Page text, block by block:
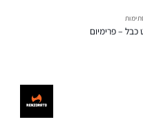
– פרימיום